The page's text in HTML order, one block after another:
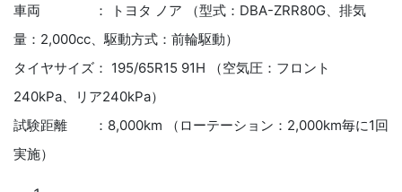
車両 ： トヨタ ノア （型式：DBA-ZRR80G、排気
量：2,000cc、駆動方式：前輪駆動）
タイヤサイズ： 195/65R15 91H （空気圧：フロント
240kPa、リア240kPa）
試験距離 ：8,000km （ローテーション：2,000km毎に1回
実施）